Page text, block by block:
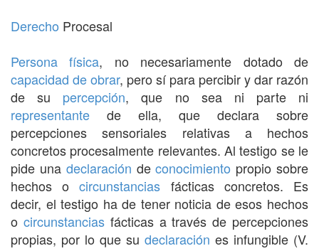
Derecho Procesal
Persona física, no necesariamente dotado de
capacidad de obrar, pero sí para percibir y dar razón
de su percepción, que no sea ni parte ni
representante de ella, que declara sobre
percepciones sensoriales relativas a hechos
concretos procesalmente relevantes. Al testigo se le
pide una declaración deconocimiento propio sobre
hechos ocircunstancias fácticas concretos. Es
decir, el testigo ha de tener noticia de esos hechos
o circunstanciasfácticas a través de percepciones
propias, por lo que su declaración es infungible (V.